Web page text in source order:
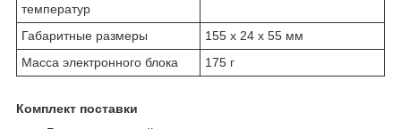
температур
Габаритные размеры
155 x 24 x 55 мм
Масса электронного блока
175 г
Комплект поставки